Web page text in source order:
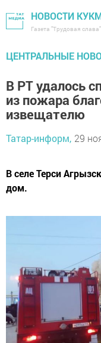
НОВОСТИ
Газета "Трудовая
ЦЕНТРАЛЬНЫЕ
В РТ удалось
из пожара
извещателю
Татар-информ, 29
В селе Терси
дом.